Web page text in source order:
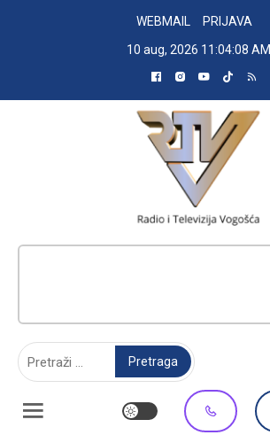
WEBMAIL
PRIJAVA
10 aug, 2026 11:04:09 AM